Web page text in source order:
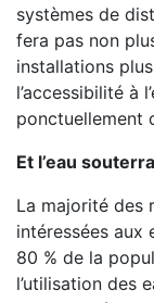
systèmes de
fera pas non
installations
l’accessibilité à
ponctuellement
Et l’eau
La majorité des
intéressées aux
80 % de la
l’utilisation des